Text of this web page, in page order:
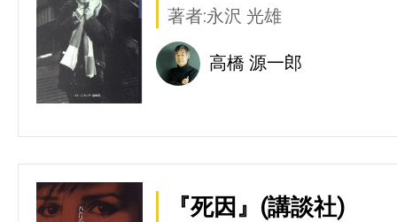
著者:永沢 光雄
高橋 源一郎
『死因』(講談社)